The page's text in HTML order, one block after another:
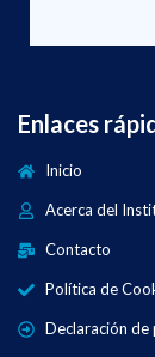
Enlaces
Inicio
Acerca del
Contacto
Política de
Declaración de